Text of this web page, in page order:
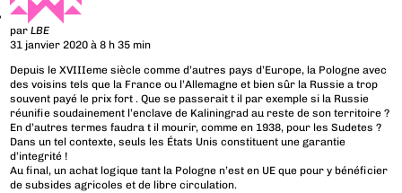
parLBE
31 janvier 2020 à 8 h 35 min
Depuis le XVIIIeme siècle comme d’autres pays d’Europe, la Pologne avec
des voisins tels que la France ou l’Allemagne et bien sûr la Russie a trop
souvent payé le prix fort . Que se passerait t il par exemple si la Russie
réunifie soudainement l’enclave de Kaliningrad au reste de son territoire ?
En d’autres termes faudra t il mourir, comme en 1938, pour les Sudetes ?
Dans un tel contexte, seuls les États Unis constituent une garantie
d’integrité !
Au final, un achat logique tant la Pologne n’est en UE que pour y bénéficier
de subsides agricoles et de libre circulation.